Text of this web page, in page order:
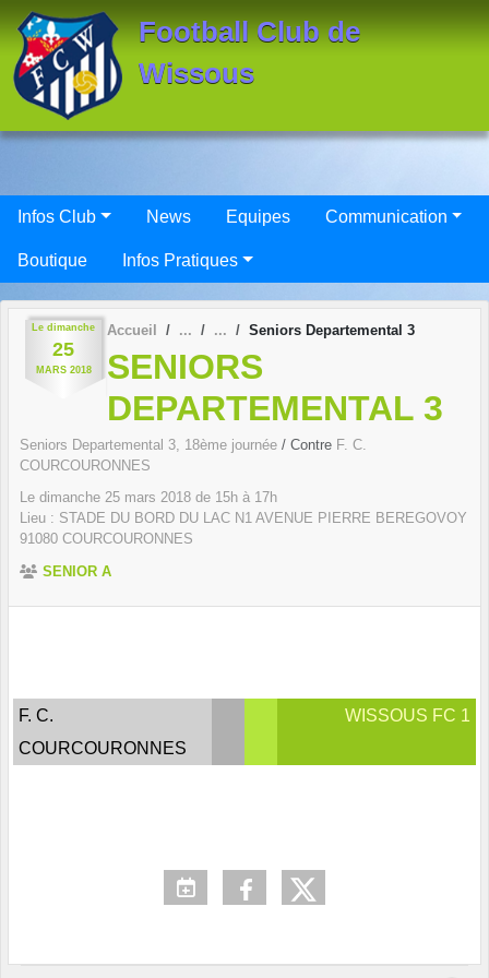
Football Club de
Wissous
Infos Club News Equipes Communication
Boutique Infos Pratiques
Le dimanche
25
MARS 2018
Accueil Seniors Departemental 3
SENIORS
DEPARTEMENTAL 3
Seniors Departemental 3, 18ème journée / Contre F. C.
COURCOURONNES
Le dimanche 25 mars 2018 de 15h à 17h
Lieu : STADE DU BORD DU LAC N1 AVENUE PIERRE BEREGOVOY
91080 COURCOURONNES
SENIOR A
F. C.
COURCOURONNES
WISSOUS FC 1
Panneau de gestion des cookies